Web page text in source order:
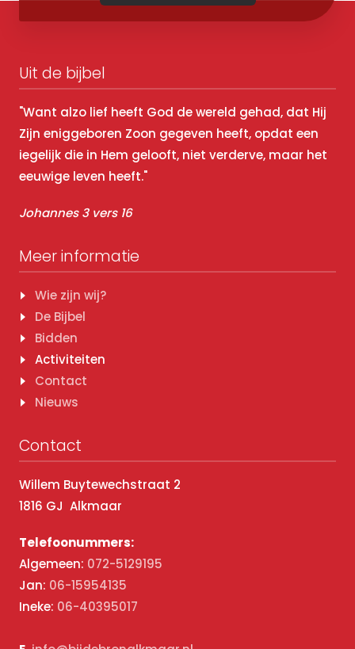
Uit de bijbel
"Want alzo lief heeft God de wereld gehad, dat Hij
Zijn eniggeboren Zoon gegeven heeft, opdat een
iegelijk die in Hem gelooft, niet verderve, maar het
eeuwige leven heeft."
Johannes 3 vers 16
Meer informatie
Wie zijn wij?
De Bijbel
Bidden
Activiteiten
Contact
Nieuws
Contact
Willem Buytewechstraat 2
1816 GJ Alkmaar
Telefoonummers:
Algemeen: 072-5129195
Jan: 06-15954135
Ineke: 06-40395017